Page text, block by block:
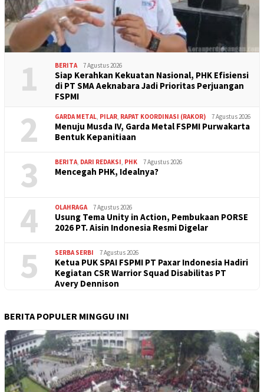
1 BERITA 7 Agustus 2026
Siap Kerahkan Kekuatan Nasional, PHK Efisiensi
di PT SMA Aeknabara Jadi Prioritas Perjuangan
FSPMI
2 GARDA METAL, PILAR, RAPAT KOORDINASI (RAKOR) 7 Agustus 2026
Menuju Musda IV, Garda Metal FSPMI Purwakarta
Bentuk Kepanitiaan
3 BERITA, DARI REDAKSI, PHK 7 Agustus 2026
Mencegah PHK, Idealnya?
4 OLAHRAGA 7 Agustus 2026
Usung Tema Unity in Action, Pembukaan PORSE
2026 PT. Aisin Indonesia Resmi Digelar
5 SERBA SERBI 7 Agustus 2026
Ketua PUK SPAI FSPMI PT Paxar Indonesia Hadiri
Kegiatan CSR Warrior Squad Disabilitas PT
Avery Dennison
BERITA POPULER MINGGU INI